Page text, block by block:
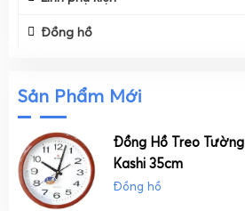
Đồng hồ
Sản Phẩm Mới
Đồng Hồ Treo Tường
Kashi 35cm
Đồng hồ